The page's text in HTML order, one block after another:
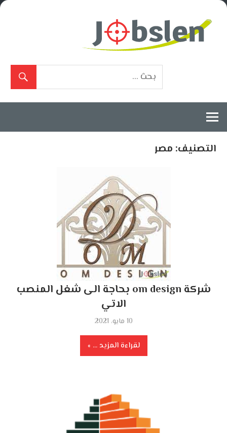
Skip
التصنيف: مصر
شركة om design بحاجة الى شغل المنصب
الاتي
10 مايو، 2021
لقراءة المزيد ...